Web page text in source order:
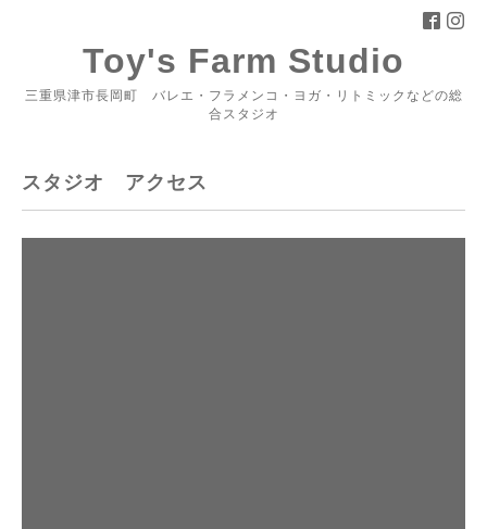
Toy's Farm Studio
三重県津市長岡町 バレエ・フラメンコ・ヨガ・リトミックなどの総
合スタジオ
スタジオ アクセス